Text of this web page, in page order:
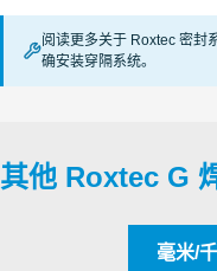
KTL Korea Testing
SGS
FRAMES Ex (en)
阅读更多关于 Roxtec 密封
确安装穿隔系统。
其他 Roxtec G
毫米/